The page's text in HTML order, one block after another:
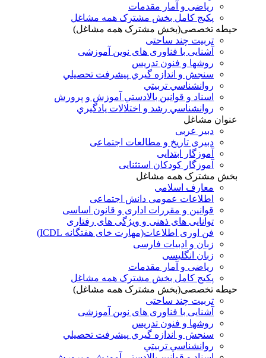
ریاضی و آمار مقدمات
پکیج کامل بخش مشترک همه مشاغل
حیطه تخصصی(بخش مشترک همه مشاغل)
تربیت چند ساحتی
آشنایی با فناوری های نوین آموزشی
روشها و فنون تدريس
سنجش و اندازه گيري پيشرفت تحصيلي
روانشناسي تربيتي
اسناد و قوانين بالادستي آموزش و پرورش
روانشناسي رشد و اختلالات يادگيري
عنوان مشاغل
دبير عربی
دبیری تاریخ و مطالعات اجتماعی
آموزگار ابتدایی
آموزگار کودکان استثنایی
بخش مشترک همه مشاغل
معارف اسلامی
اطلاعات عمومی دانش اجتماعی
قوانین و مقررات اداری و قانون اساسی
توانایی های ذهنی و ویژگی های رفتاری
فن اوری اطلاعات(مهارت خای هفتگانه ICDL)
زبان و ادبیات فارسی
زبان انگلیسی
ریاضی و آمار مقدمات
پکیج کامل بخش مشترک همه مشاغل
حیطه تخصصی(بخش مشترک همه مشاغل)
تربیت چند ساحتی
آشنایی با فناوری های نوین آموزشی
روشها و فنون تدريس
سنجش و اندازه گيري پيشرفت تحصيلي
روانشناسي تربيتي